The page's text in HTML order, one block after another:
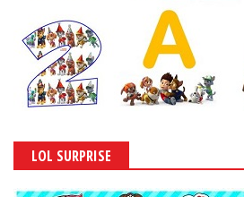
LOL SURPRISE